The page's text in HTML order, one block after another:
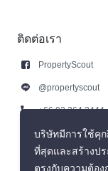
ติดต่อเรา
PropertyScout
@propertyscout
+66 92 264 3444
+66 92 264 3444
บริษัทมีการใช้คุก
ที่สุดและสร้างป
ตรงกับความต้อ